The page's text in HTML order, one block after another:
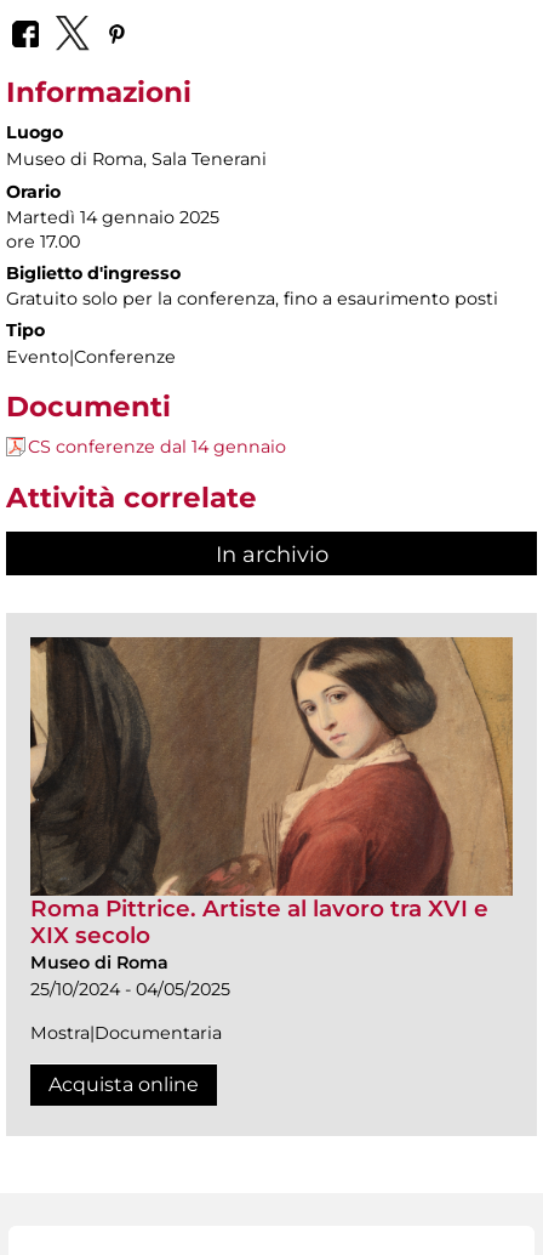
Informazioni
Luogo
Museo di Roma, Sala Tenerani
Orario
Martedì 14 gennaio 2025
ore 17.00
Biglietto d'ingresso
Gratuito solo per la conferenza, fino a esaurimento posti
Tipo
Evento|Conferenze
Documenti
CS conferenze dal 14 gennaio
Attività correlate
In archivio
Roma Pittrice. Artiste al lavoro tra XVI e
XIX secolo
Museo di Roma
25/10/2024 - 04/05/2025
Mostra|Documentaria
Acquista online